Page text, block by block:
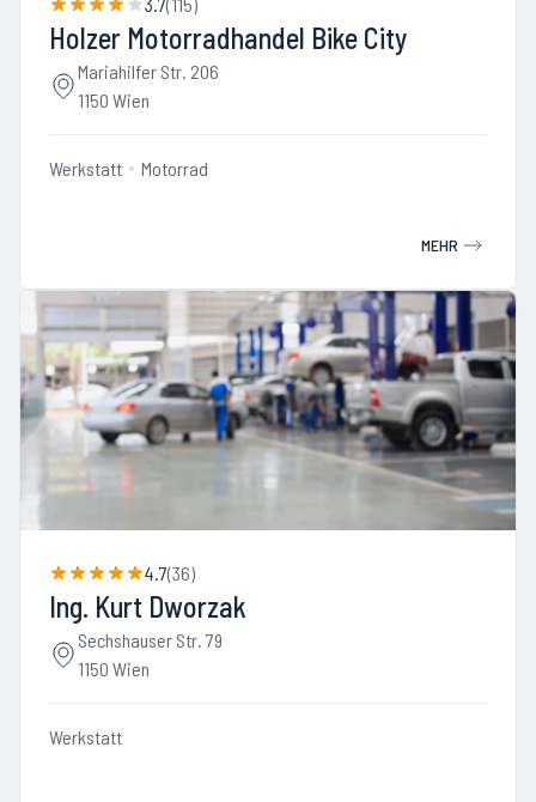
Holzer Motorradhandel Bike City
Mariahilfer Str. 206
1150 Wien
Werkstatt Motorrad
MEHR
4.7(36)
Ing. Kurt Dworzak
Sechshauser Str. 79
1150 Wien
Werkstatt